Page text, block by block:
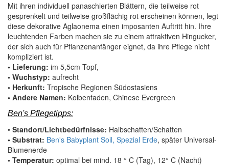
Mit ihren individuell panaschierten Blättern, die teilweise rot
gesprenkelt und teilweise großflächig rot erscheinen können, legt
diese dekorative Aglaonema einen imposanten Auftritt hin. Ihre
leuchtenden Farben machen sie zu einem attraktiven Hingucker,
der sich auch für Pflanzenanfänger eignet, da ihre Pflege nicht
kompliziert ist.
• Lieferung: im 5,5cm Topf,
• Wuchstyp: aufrecht
• Herkunft: Tropische Regionen Südostasiens
• Andere Namen: Kolbenfaden, Chinese Evergreen
Ben's Pflegetipps:
• Standort/Lichtbedürfnisse: Halbschatten/Schatten
• Substrat: Ben's Babyplant Soil, Spezial Erde, später Universal-
Blumenerde
• Temperatur: optimal bei mind. 18 ° C (Tag), 12° C (Nacht)